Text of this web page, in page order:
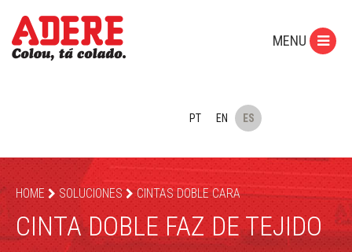
PT EN ES
MENU
HOME SOLUCIONES CINTAS DOBLE CARA
CINTA DOBLE FAZ DE TEJIDO